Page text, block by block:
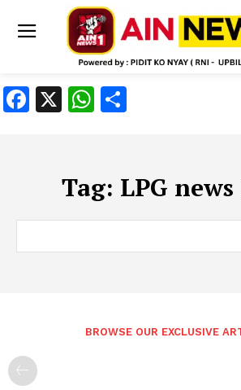
Facebook
X WhatsApp
Tag: LPG
BROWSE OUR EXCLUSIVE